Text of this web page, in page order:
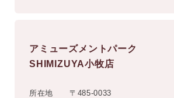
アミューズメントパーク
SHIMIZUYA小牧店
所在地
〒485-0033